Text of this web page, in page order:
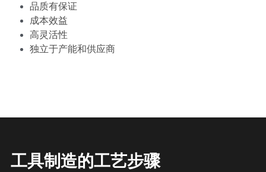
品质有保证
成本效益
高灵活性
独立于产能和供应商
工具制造的工艺步骤